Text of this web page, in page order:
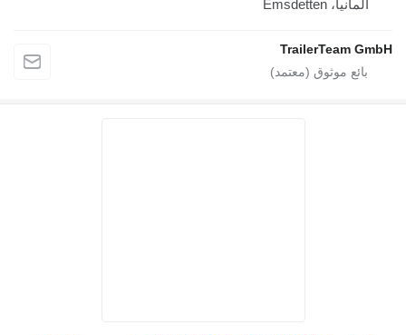
ألمانيا، Emsdetten
TrailerTeam